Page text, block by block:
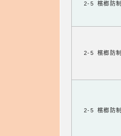
2-5 檳榔防制
2-5 檳榔防制
2-5 檳榔防制